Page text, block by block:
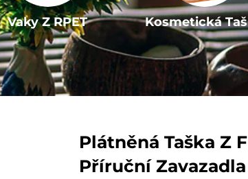
Vaky Z RPET Kosmetická
Plátněná Taška Z
Příruční